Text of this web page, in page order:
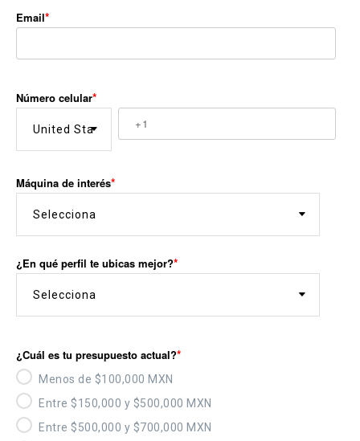
Email
Número celular
Máquina de interés
¿En qué perfil te ubicas mejor?
¿Cuál es tu presupuesto actual?
Menos de $100,000 MXN
Entre $150,000 y $500,000 MXN
Entre $500,000 y $700,000 MXN